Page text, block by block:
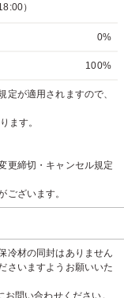
）
0%
100%
が適用されますので、
ます。
更締切・キャンセル規定
ざいます。
冷材の同封はありません
さいますようお願いいた
問い合わせください。